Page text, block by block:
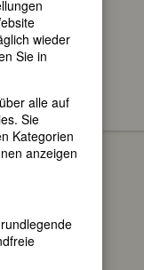
Text
wieder
Sie in
alle auf
Sie
Kategorien
anzeigen